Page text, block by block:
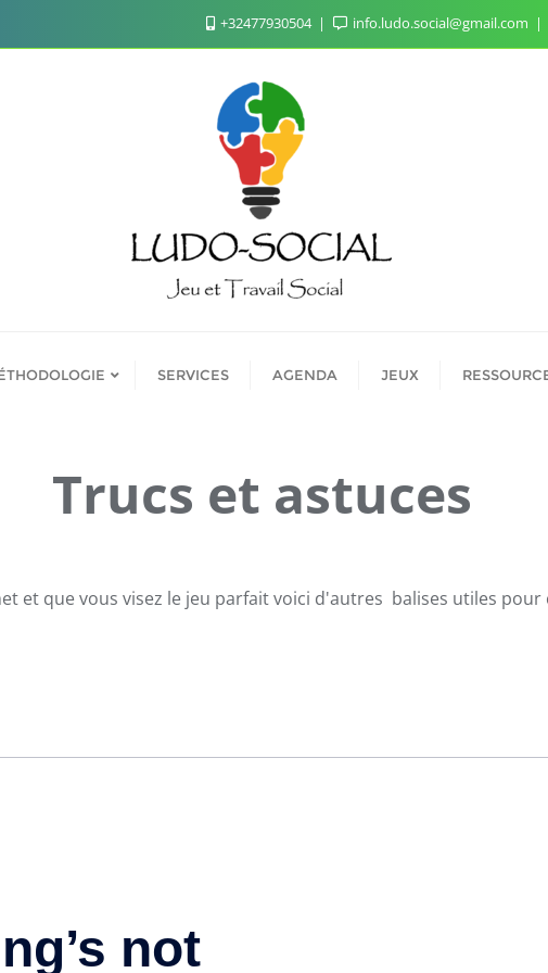
+32477930504 info.ludo.social@gmail.com
SERVICES AGENDA JEUX
Trucs et astuces
et que vous visez le jeu parfait voici d'autres balises utiles